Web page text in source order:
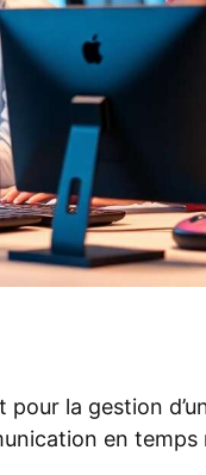
la gestion
en